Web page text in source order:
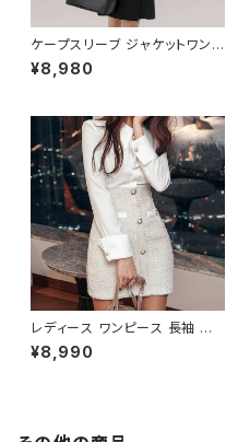
ケープスリーブ ジャケットワンピ
ース ベルト付き ワンピース レデ
ィース 長袖 襟付き タイト スー
ート 二次会 結婚式 春 夏 秋 冬
お呼ばれ ブラック ベージュ お
しゃれ 高見え 20代 30代 40代
フォーマル 体型カバー 人気 トレ
ンド C-OSS0136
¥8,980
レディース ワンピース 長袖 シャ
ツワンピース ツイード切替 ミニ
ワンピース 上品 フォーマル ホ
¥8,990